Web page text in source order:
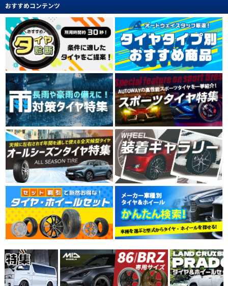
おすすめコンテンツ